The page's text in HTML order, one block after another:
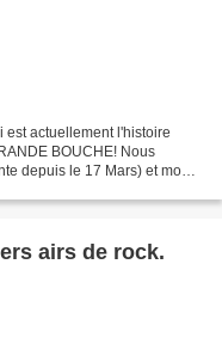
actuellement l'histoire
BOUCHE! Nous
depuis le 17 Mars) et mon
airs de rock.